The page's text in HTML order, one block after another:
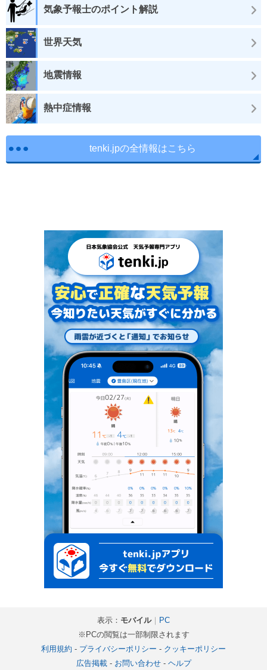
気象予報士のポイント解説
世界天気
地震情報
熱中症情報
tenki.jpの全情報はこちら
表示： モバイル｜ PC
※PCの閲覧は一部制限されます
利用規約 - プライバシーポリシー - クッキーポリシー
広告掲載- お問い合わせ- ヘルプ